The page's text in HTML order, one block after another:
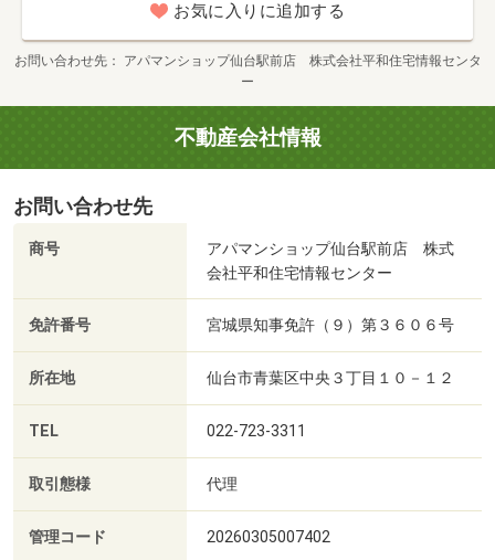
お気に入りに追加する
お問い合わせ先
アパマンショップ仙台駅前店 株式会社平和住宅情報センタ
ー
不動産会社情報
お問い合わせ先
商号
アパマンショップ仙台駅前店 株式
会社平和住宅情報センター
免許番号 宮城県知事免許（９）第３６０６号
所在地 仙台市青葉区中央３丁目１０－１２
TEL 022-723-3311
取引態様 代理
管理コード 20260305007402